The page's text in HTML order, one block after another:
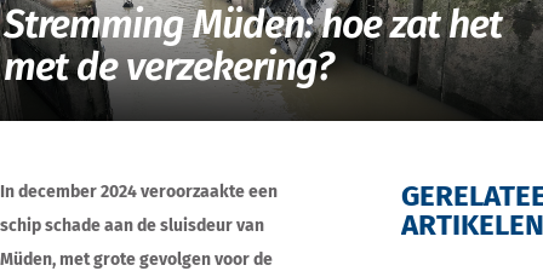
van
Stremming Müden: hoe zat het
met de verzekering?
In december 2024 veroorzaakte een
schip schade aan de sluisdeur van
Müden, met grote gevolgen voor de
ARTIKELEN